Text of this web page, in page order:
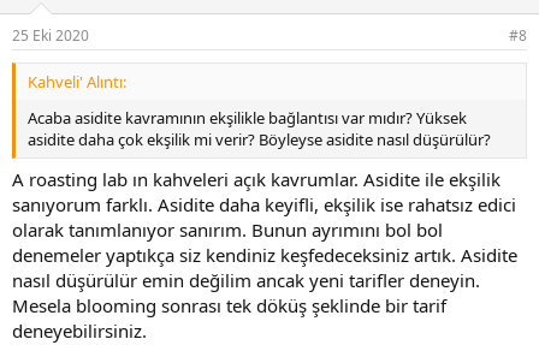
:
25 Eki 2020 #8
Kahveli' Alıntı:
Acaba asidite kavramının ekşilikle bağlantısı var mıdır? Yüksek
asidite daha çok ekşilik mi verir? Böyleyse asidite nasıl düşürülür?
A roasting lab ın kahveleri açık kavrumlar. Asidite ile ekşilik
sanıyorum farklı. Asidite daha keyifli, ekşilik ise rahatsız edici
olarak tanımlanıyor sanırım. Bunun ayrımını bol bol
denemeler yaptıkça siz kendiniz keşfedeceksiniz artık. Asidite
nasıl düşürülür emin değilim ancak yeni tarifler deneyin.
Mesela blooming sonrası tek döküş şeklinde bir tarif
deneyebilirsiniz.